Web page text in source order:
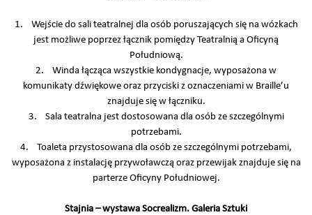
1. Wejście do sali teatralnej dla osób poruszających się na wózkach
jest możliwe poprzez łącznik pomiędzy Teatralnią a Oficyną
Południową.
2. Winda łącząca wszystkie kondygnacje, wyposażona w
komunikaty dźwiękowe oraz przyciski z oznaczeniami w Braille’u
znajduje się w łączniku.
3. Sala teatralna jest dostosowana dla osób ze szczególnymi
potrzebami.
4. Toaleta przystosowana dla osób ze szczególnymi potrzebami,
wyposażona z instalację przywoławczą oraz przewijak znajduje się na
parterze Oficyny Południowej.
Stajnia – wystawa Socrealizm. Galeria Sztuki